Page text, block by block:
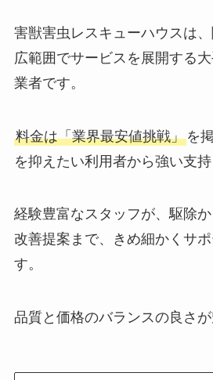
害獣害虫レスキューハウスは
広範囲でサービスを展開する
業者です。
料金は「業界最安値挑戦」を
を抑えたい利用者から強い支持
経験豊富なスタッフが、駆除
改善提案まで、きめ細かくサ
す。
品質と価格のバランスの良さが